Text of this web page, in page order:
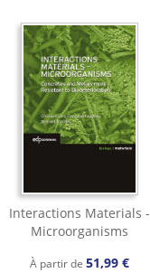
Interactions Materials -
Microorganisms
À partir de 51,99 €